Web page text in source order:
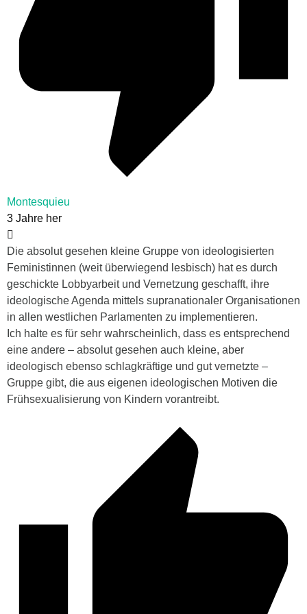
Montesquieu
3 Jahre her
Die absolut gesehen kleine Gruppe von ideologisierten
Feministinnen (weit überwiegend lesbisch) hat es durch
geschickte Lobbyarbeit und Vernetzung geschafft, ihre
ideologische Agenda mittels supranationaler Organisationen
in allen westlichen Parlamenten zu implementieren.
Ich halte es für sehr wahrscheinlich, dass es entsprechend
eine andere – absolut gesehen auch kleine, aber
ideologisch ebenso schlagkräftige und gut vernetzte –
Gruppe gibt, die aus eigenen ideologischen Motiven die
Frühsexualisierung von Kindern vorantreibt.